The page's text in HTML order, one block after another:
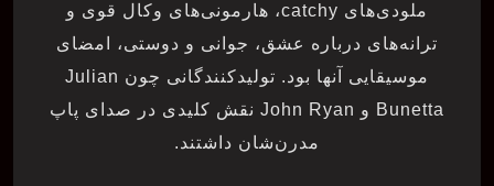
ملودی‌های catchy، هارمونی‌های وکال قوی و
ترانه‌های درباره عشق، جوانی و دوستی، امضای
موسیقایی آنها بود. تولیدکنندگانی چون Julian
Bunetta و John Ryan نقش کلیدی در صدای پاپ
مدرن‌شان داشتند.